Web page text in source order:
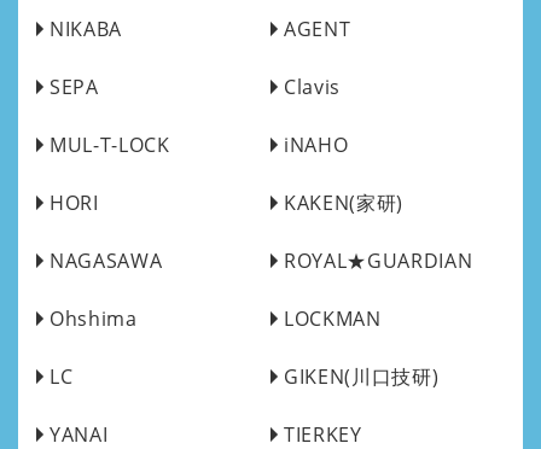
NIKABA AGENT
SEPA Clavis
MUL-T-LOCK iNAHO
HORI KAKEN(家研)
NAGASAWA ROYAL★GUARDIAN
Ohshima LOCKMAN
LC GIKEN(川口技研)
YANAI TIERKEY